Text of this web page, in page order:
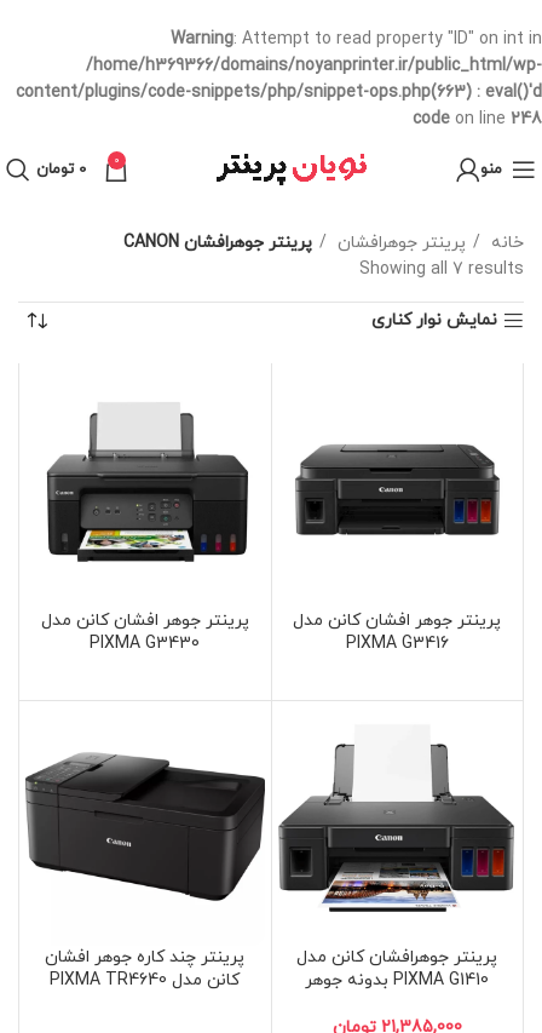
Warning: Attempt to read property "ID" on int in
/home/h369366/domains/noyanprinter.ir/public_html/wp-
content/plugins/code-snippets/php/snippet-ops.php(663) : eval()'d
code on line 248
منو 0
0 تومان
خانه پرینتر جوهرافشان
پرینتر جوهرافشان CANON
Showing all 7 results
نمایش نوار کناری
پرینتر جوهر افشان کانن مدل
PIXMA G3416
پرینتر جوهر افشان کانن مدل
PIXMA G3430
پرینتر جوهرافشان کانن مدل
PIXMA G1410 بدونه جوهر
تومان
پرینتر چند کاره جوهر افشان
کانن مدل PIXMA TR4640